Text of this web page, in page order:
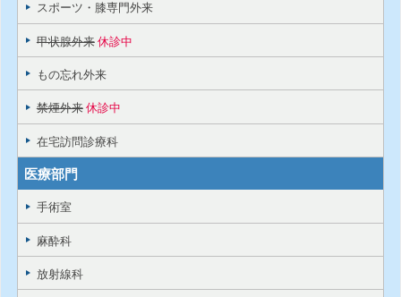
スポーツ・膝専門外来
甲状腺外来 休診中
もの忘れ外来
禁煙外来 休診中
在宅訪問診療科
医療部門
手術室
麻酔科
放射線科